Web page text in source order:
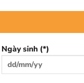
Ngày sinh (*)